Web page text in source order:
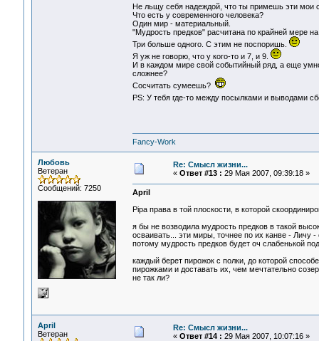
Не льщу себя надеждой, что ты примешь эти мои
Что есть у современного человека?
Один мир - материальный.
"Мудрость предков" расчитана по крайней мере
Три больше одного. С этим не поспоришь.
Я уж не говорю, что у кого-то и 7, и 9.
И в каждом мире свой событийный ряд, а еще
сложнее?
Сосчитать сумеешь?
PS: У тебя где-то между посылками и выводами
Fancy-Work
Любовь
Ветеран
Сообщений: 7250
Re: Смысл жизни...
« Ответ #13 : 29 Мая 2007, 09:39:18 »
April
Pipa права в той плоскости, в которой
я бы не возводила мудрость предков в такой
осваивать... эти миры, точнее по их канве - Личу
потому мудрость предков будет оч слабенькой
каждый берет пирожок с полки, до которой
пирожками и доставать их, чем мечтательно
не так ли?
April
Ветеран
Re: Смысл жизни...
« Ответ #14 : 29 Мая 2007, 10:07:16 »